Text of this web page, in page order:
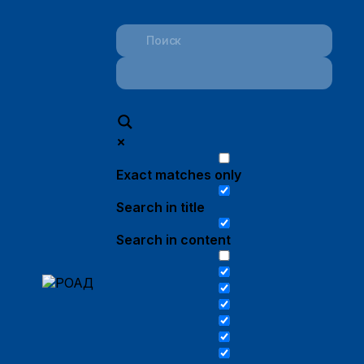
Exact matches only
Search in title
Search in content